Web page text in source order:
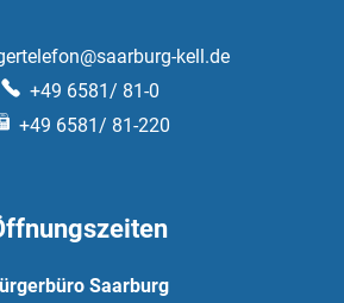
kell.de
+49 6581/ 81-0
+49 6581/ 81-220
Saarburg